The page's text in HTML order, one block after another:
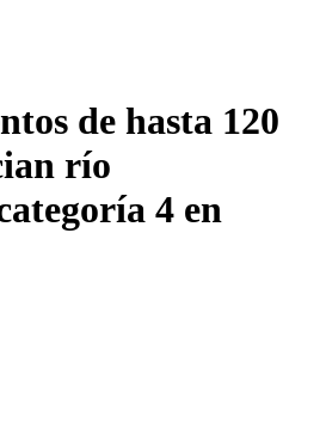
de hasta 120
río
4 en